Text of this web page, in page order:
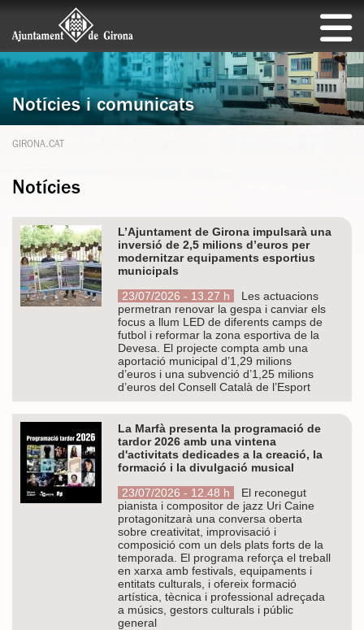
Notícies i comunicats
GIRONA.CAT
Notícies
L’Ajuntament de Girona impulsarà una
inversió de 2,5 milions d’euros per
modernitzar equipaments esportius
municipals
23/07/2026 - 13.27 h
Les actuacions
permetran renovar la gespa i canviar els
focus a llum LED de diferents camps de
futbol i reformar la zona esportiva de la
Devesa. El projecte compta amb una
aportació municipal d’1,29 milions
d’euros i una subvenció d’1,25 milions
d’euros del Consell Català de l’Esport
La Marfà presenta la programació de
tardor 2026 amb una vintena
d'activitats dedicades a la creació, la
formació i la divulgació musical
23/07/2026 - 12.48 h
El reconegut
pianista i compositor de jazz Uri Caine
protagonitzarà una conversa oberta
sobre creativitat, improvisació i
composició com un dels plats forts de la
temporada. El programa reforça el treball
en xarxa amb festivals, equipaments i
entitats culturals, i ofereix formació
artística, tècnica i professional adreçada
a músics, gestors culturals i públic
general